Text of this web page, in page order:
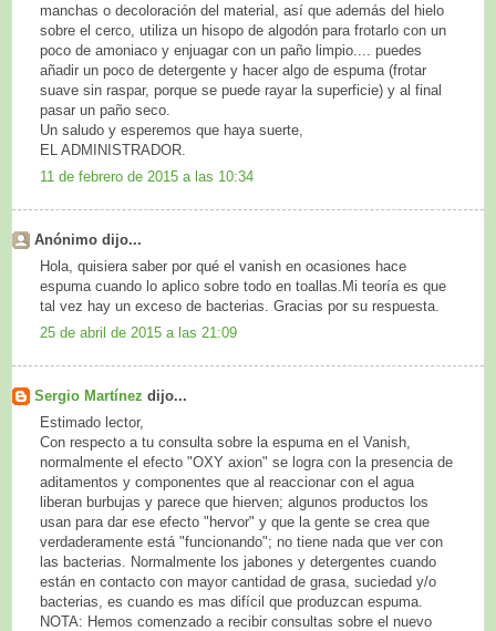
manchas o decoloración del material, así que además del hielo
sobre el cerco, utiliza un hisopo de algodón para frotarlo con un
poco de amoniaco y enjuagar con un paño limpio.... puedes
añadir un poco de detergente y hacer algo de espuma (frotar
suave sin raspar, porque se puede rayar la superficie) y al final
pasar un paño seco.
Un saludo y esperemos que haya suerte,
EL ADMINISTRADOR.
11 de febrero de 2015 a las 10:34
Anónimo dijo...
Hola, quisiera saber por qué el vanish en ocasiones hace
espuma cuando lo aplico sobre todo en toallas.Mi teoría es que
tal vez hay un exceso de bacterias. Gracias por su respuesta.
25 de abril de 2015 a las 21:09
Sergio Martínez dijo...
Estimado lector,
Con respecto a tu consulta sobre la espuma en el Vanish,
normalmente el efecto "OXY axion" se logra con la presencia de
aditamentos y componentes que al reaccionar con el agua
liberan burbujas y parece que hierven; algunos productos los
usan para dar ese efecto "hervor" y que la gente se crea que
verdaderamente está "funcionando"; no tiene nada que ver con
las bacterias. Normalmente los jabones y detergentes cuando
están en contacto con mayor cantidad de grasa, suciedad y/o
bacterias, es cuando es mas difícil que produzcan espuma.
NOTA: Hemos comenzado a recibir consultas sobre el nuevo